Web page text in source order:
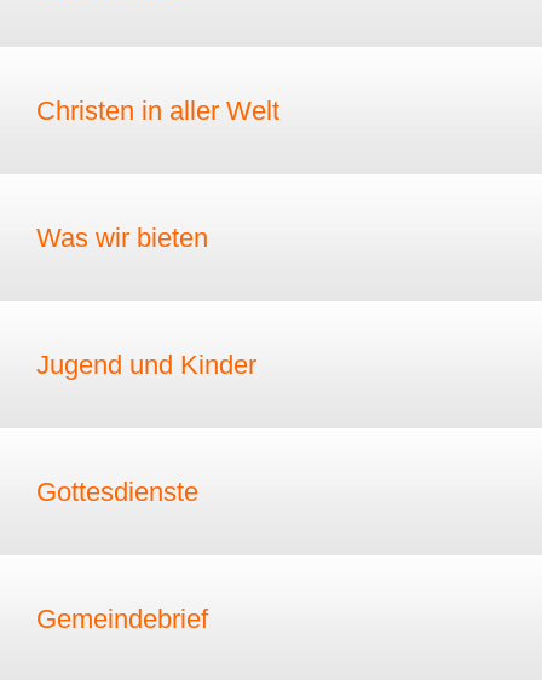
Christen in aller Welt
Was wir bieten
Jugend und Kinder
Gottesdienste
Gemeindebrief